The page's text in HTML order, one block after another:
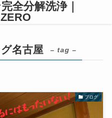
全分解洗浄｜
名古屋 – tag –
ブログ